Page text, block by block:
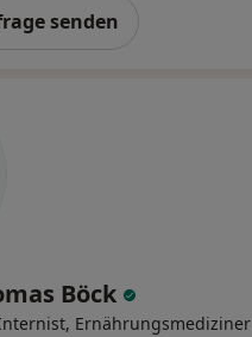
senden
Böck
Ernährungsmediziner